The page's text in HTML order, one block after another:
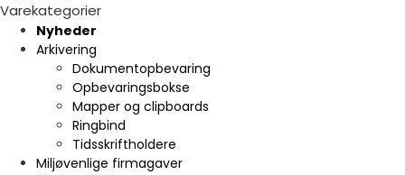
Varekategorier
Nyheder
Arkivering
Dokumentopbevaring
Opbevaringsbokse
Mapper og clipboards
Ringbind
Tidsskriftholdere
Miljøvenlige firmagaver